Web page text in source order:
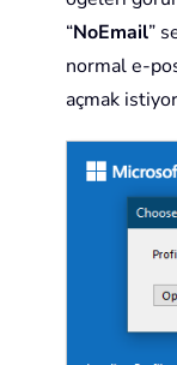
“NoEmail”
normal e-
açmak